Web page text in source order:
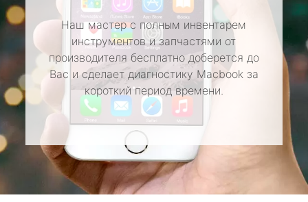
Наш мастер с полным инвентарем
инструментов и запчастями от
производителя бесплатно доберется до
Вас и сделает диагностику Macbook за
короткий период времени.